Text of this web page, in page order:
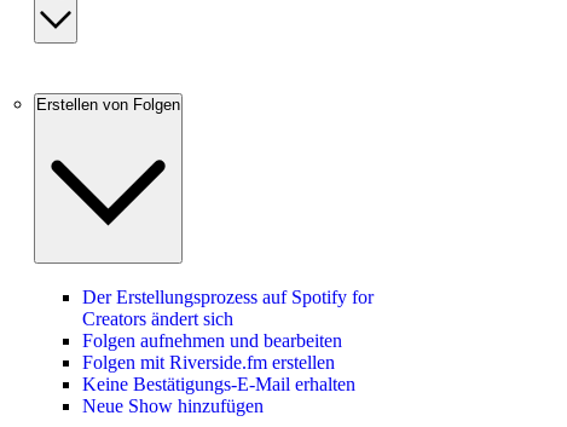
Erstellen von Folgen
Der Erstellungsprozess auf Spotify for
Creators ändert sich
Folgen aufnehmen und bearbeiten
Folgen mit Riverside.fm erstellen
Keine Bestätigungs-E-Mail erhalten
Neue Show hinzufügen